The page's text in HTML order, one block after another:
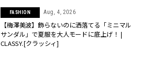
FASHION Aug, 4, 2026
【梅澤美波】飾らないのに洒落てる「ミニマル
サンダル」で夏服を大人モードに底上げ！ |
CLASSY.[クラッシィ]